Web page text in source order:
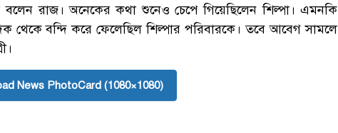
বলেন রাজ। অনেকের কথা শুনেও চেপে গিয়েছিলেন শিল্পা। এমনকি
থেকে বন্দি করে ফেলেছিল শিল্পার পরিবারকে। তবে আবেগ সামলে
News PhotoCard (1080×1080)